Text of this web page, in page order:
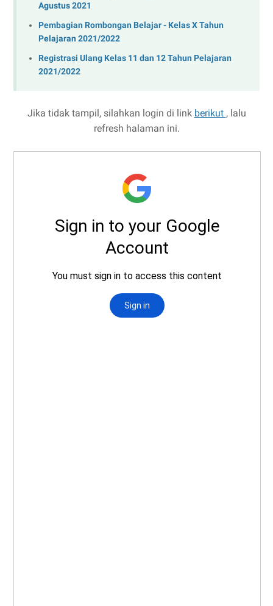
Agustus 2021
Pembagian Rombongan Belajar - Kelas X Tahun
Pelajaran 2021/2022
Registrasi Ulang Kelas 11 dan 12 Tahun Pelajaran
2021/2022
Jika tidak tampil, silahkan login di link berikut , lalu
refresh halaman ini.